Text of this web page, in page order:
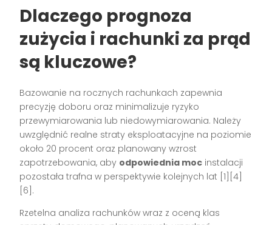
Dlaczego prognoza
zużycia i rachunki za prąd
są kluczowe?
Bazowanie na rocznych rachunkach zapewnia
precyzję doboru oraz minimalizuje ryzyko
przewymiarowania lub niedowymiarowania. Należy
uwzględnić realne straty eksploatacyjne na poziomie
około 20 procent oraz planowany wzrost
zapotrzebowania, aby odpowiednia moc instalacji
pozostała trafna w perspektywie kolejnych lat [1][4]
[6].
Rzetelna analiza rachunków wraz z oceną klas